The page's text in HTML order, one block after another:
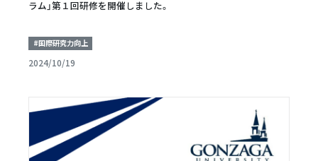
ラム」第１回研修を開催しました。
#国際研究力向上
2024/10/19